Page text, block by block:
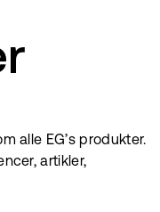
alle EG’s produkter.
artikler,